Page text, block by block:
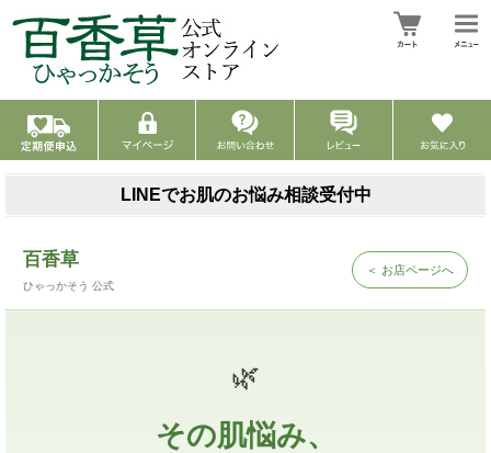
LINEでお肌のお悩み相談受付中
百香草
ひゃっかそう 公式
＜ お店ページへ
🌿
その肌悩み、